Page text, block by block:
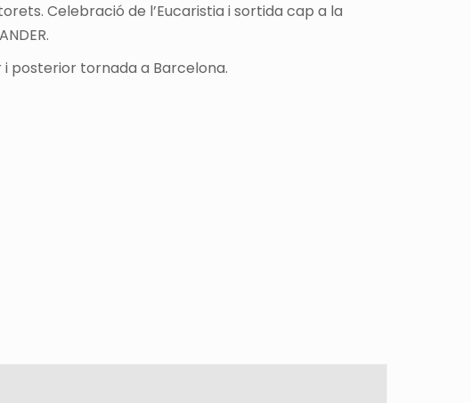
Celebració de l’Eucaristia i sortida cap a la
i posterior tornada a Barcelona.